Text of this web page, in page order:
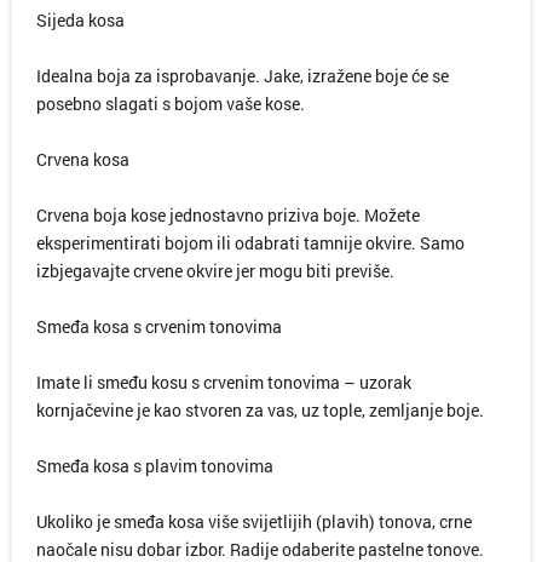
Sijeda kosa
Idealna boja za isprobavanje. Jake, izražene boje će se
posebno slagati s bojom vaše kose.
Crvena kosa
Crvena boja kose jednostavno priziva boje. Možete
eksperimentirati bojom ili odabrati tamnije okvire. Samo
izbjegavajte crvene okvire jer mogu biti previše.
Smeđa kosa s crvenim tonovima
Imate li smeđu kosu s crvenim tonovima – uzorak
kornjačevine je kao stvoren za vas, uz tople, zemljanje boje.
Smeđa kosa s plavim tonovima
Ukoliko je smeđa kosa više svijetlijih (plavih) tonova, crne
naočale nisu dobar izbor. Radije odaberite pastelne tonove.